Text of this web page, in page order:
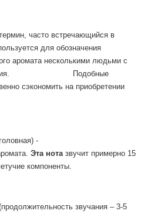
часто встречающийся в
для обозначения
аромата несколькими людьми с
деления.
Подобные
сэкономить на приобретении
-
Эта нота звучит примерно 15
компоненты.
звучания – 3-5